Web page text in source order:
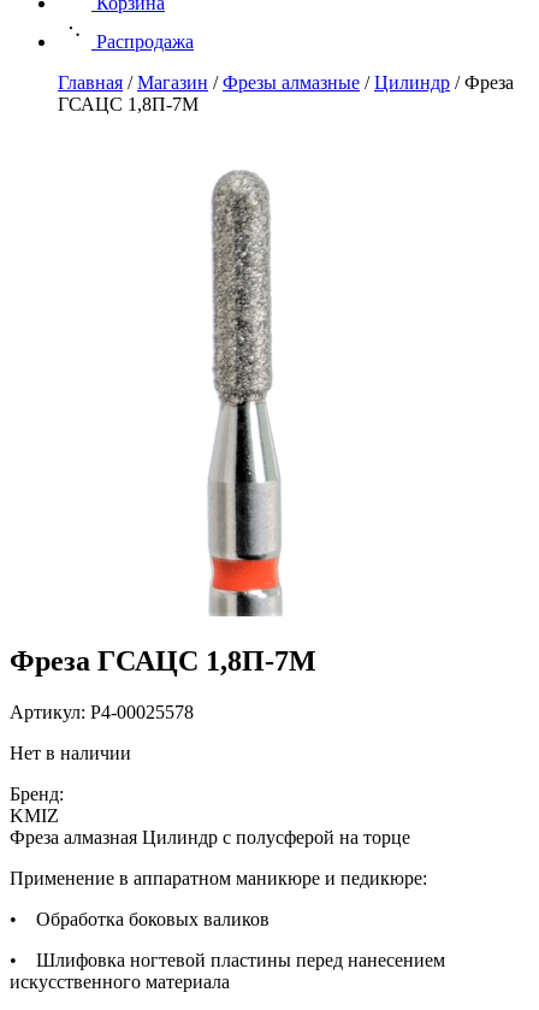
Распродажа
Главная /Магазин /Фрезы алмазные /Цилиндр /Фреза
ГСАЦС 1,8П-7М
Фреза ГСАЦС 1,8П-7М
Артикул: P4-00025578
Нет в наличии
Бренд:
KMIZ
Фреза алмазная Цилиндр с полусферой на торце
Применение в аппаратном маникюре и педикюре:
• Обработка боковых валиков
• Шлифовка ногтевой пластины перед нанесением
искусственного материала